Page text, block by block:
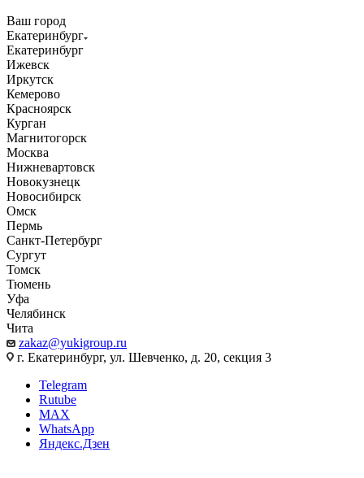
Ваш город
Екатеринбург
Екатеринбург
Ижевск
Иркутск
Кемерово
Красноярск
Курган
Магнитогорск
Москва
Нижневартовск
Новокузнецк
Новосибирск
Омск
Пермь
Санкт-Петербург
Сургут
Томск
Тюмень
Уфа
Челябинск
Чита
zakaz@yukigroup.ru
г. Екатеринбург, ул. Шевченко, д. 20, секция 3
Telegram
Rutube
MAX
WhatsApp
Яндекс.Дзен